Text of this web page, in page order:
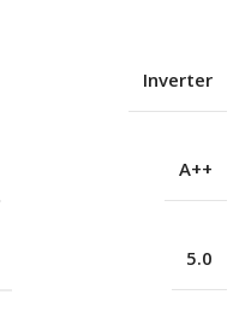
Inverter
A++
5.0